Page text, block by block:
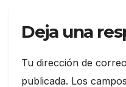
Deja una
Tu dirección de
publicada. Los